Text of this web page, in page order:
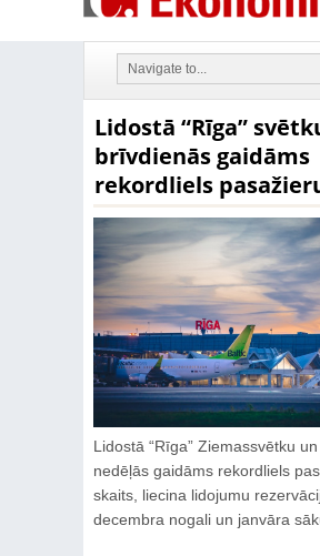
Lidostā “Rīga”
brīvdienās gaidāms
rekordliels
Lidostā “Rīga” Ziemassvētku
nedēļās gaidāms rekordliels
skaits, liecina lidojumu
decembra nogali un janvāra